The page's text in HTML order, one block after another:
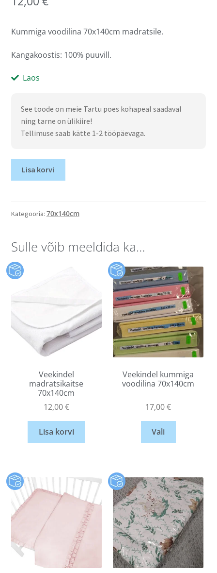
Kummiga voodilina 70x140cm madratsile.
Kangakoostis: 100% puuvill.
Laos
See toode on meie Tartu poes kohapeal saadaval
ning tarne on ülikiire!
Tellimuse saab kätte 1-2 tööpäevaga.
Lisa korvi
Kategooria: 70x140cm
Sulle võib meeldida ka…
Veekindel
madratsikaitse
70x140cm
12,00€
Lisa korvi
Veekindel kummiga
voodilina 70x140cm
17,00€
Vali